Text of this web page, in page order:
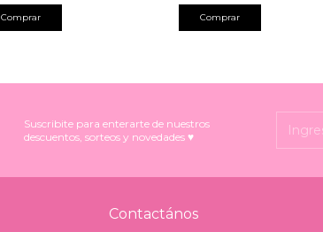
Comprar Comprar
Suscribite para enterarte de nuestros
descuentos, sorteos y novedades ♥
Contactános